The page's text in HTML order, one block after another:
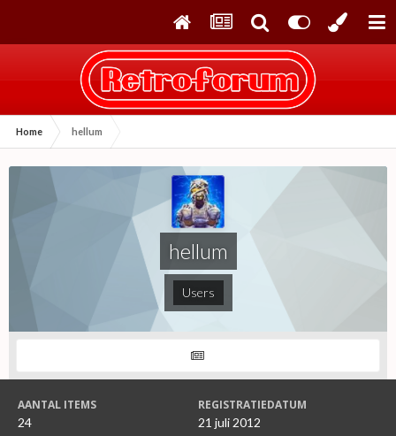
Home hellum
hellum
Users
AANTAL ITEMS
24
REGISTRATIEDATUM
21 juli 2012